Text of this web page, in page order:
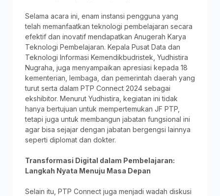
Selama acara ini, enam instansi pengguna yang
telah memanfaatkan teknologi pembelajaran secara
efektif dan inovatif mendapatkan Anugerah Karya
Teknologi Pembelajaran. Kepala Pusat Data dan
Teknologi Informasi Kemendikbudristek, Yudhistira
Nugraha, juga menyampaikan apresiasi kepada 18
kementerian, lembaga, dan pemerintah daerah yang
turut serta dalam PTP Connect 2024 sebagai
ekshibitor. Menurut Yudhistira, kegiatan ini tidak
hanya bertujuan untuk mempertemukan JF PTP,
tetapi juga untuk membangun jabatan fungsional ini
agar bisa sejajar dengan jabatan bergengsi lainnya
seperti diplomat dan dokter.
Transformasi Digital dalam Pembelajaran:
Langkah Nyata Menuju Masa Depan
Selain itu, PTP Connect juga menjadi wadah diskusi